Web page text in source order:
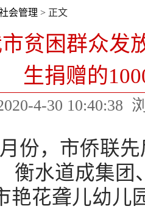
会管理 > 正文
贫困群众发
生捐赠的
4-30 10:40:38
份，市侨联
衡水道成集
艳花聋儿幼儿